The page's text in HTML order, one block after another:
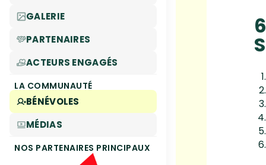
GALERIE
PARTENAIRES
ACTEURS ENGAGÉS
LA COMMUNAUTÉ
BÉNÉVOLES
MÉDIAS
NOS PARTENAIRES PRINCIPAUX